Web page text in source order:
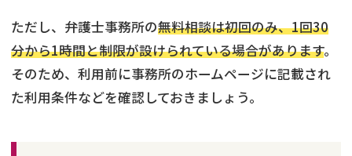
ただし、弁護士事務所の無料相談は初回のみ、1回30
分から1時間と制限が設けられている場合があります。
そのため、利用前に事務所のホームページに記載され
た利用条件などを確認しておきましょう。